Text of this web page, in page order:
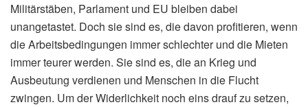
Militärstäben, Parlament und EU bleiben dabei
unangetastet. Doch sie sind es, die davon profitieren, wenn
die Arbeitsbedingungen immer schlechter und die Mieten
immer teurer werden. Sie sind es, die an Krieg und
Ausbeutung verdienen und Menschen in die Flucht
zwingen. Um der Widerlichkeit noch eins drauf zu setzen,